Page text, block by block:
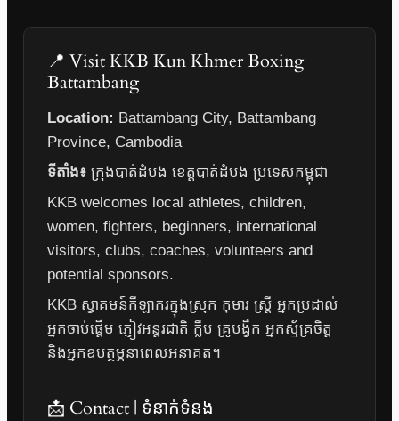
📍 Visit KKB Kun Khmer Boxing
Battambang
Location: Battambang City, Battambang
Province, Cambodia
ទីតាំង៖ ក្រុងបាត់ដំបង ខេត្តបាត់ដំបង ប្រទេសកម្ពុជា
KKB welcomes local athletes, children,
women, fighters, beginners, international
visitors, clubs, coaches, volunteers and
potential sponsors.
KKB ស្វាគមន៍កីឡាករក្នុងស្រុក កុមារ ស្ត្រី អ្នកប្រដាល់
អ្នកចាប់ផ្តើម ភ្ញៀវអន្តរជាតិ ក្លឹប គ្រូបង្វឹក អ្នកស្ម័គ្រចិត្ត
និងអ្នកឧបត្ថម្ភនាពេលអនាគត។
📩 Contact | ទំនាក់ទំនង